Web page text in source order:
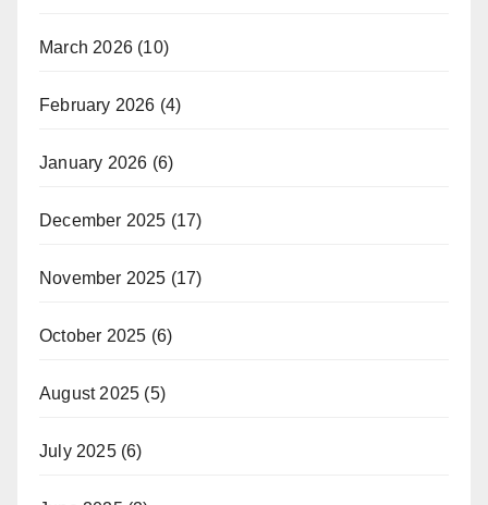
March 2026 (10)
February 2026 (4)
January 2026 (6)
December 2025 (17)
November 2025 (17)
October 2025 (6)
August 2025 (5)
July 2025(6)